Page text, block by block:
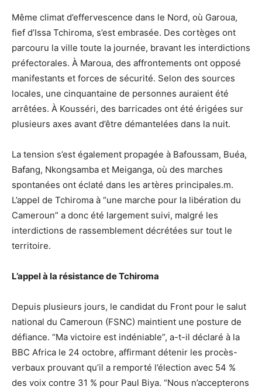
Même climat d’effervescence dans le Nord, où Garoua,
fief d’Issa Tchiroma, s’est embrasée. Des cortèges ont
parcouru la ville toute la journée, bravant les interdictions
préfectorales. À Maroua, des affrontements ont opposé
manifestants et forces de sécurité. Selon des sources
locales, une cinquantaine de personnes auraient été
arrêtées. À Kousséri, des barricades ont été érigées sur
plusieurs axes avant d’être démantelées dans la nuit.
La tension s’est également propagée à Bafoussam, Buéa,
Bafang, Nkongsamba et Meiganga, où des marches
spontanées ont éclaté dans les artères principales.m.
L’appel de Tchiroma à “une marche pour la libération du
Cameroun” a donc été largement suivi, malgré les
interdictions de rassemblement décrétées sur tout le
territoire.
L’appel à la résistance de Tchiroma
Depuis plusieurs jours, le candidat du Front pour le salut
national du Cameroun (FSNC) maintient une posture de
défiance. “Ma victoire est indéniable”, a-t-il déclaré à la
BBC Africa le 24 octobre, affirmant détenir les procès-
verbaux prouvant qu’il a remporté l’élection avec 54 %
des voix contre 31 % pour Paul Biya. “Nous n’accepterons